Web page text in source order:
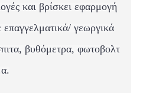
και βρίσκει εφαρμογή
γεωργικά
βυθόμετρα, φωτοβολτ